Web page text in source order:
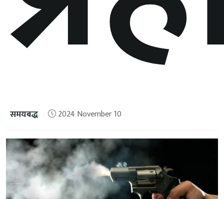
समयबद्ध 2024 November 10